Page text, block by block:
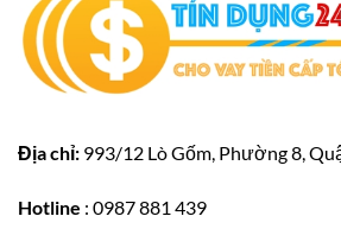
Địa chỉ: 993/12 Lò Gốm, Phường 8,
Hotline : 0987 881 439